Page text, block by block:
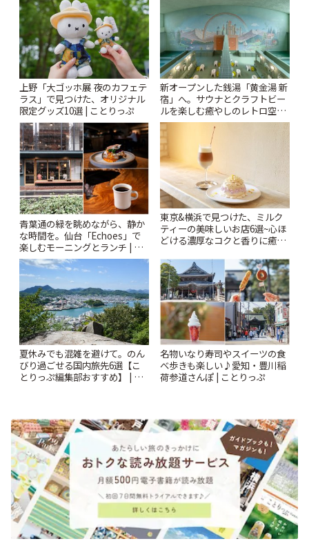
上野「大ゴッホ展 夜のカフェテ
ラス」で見つけた、オリジナル
限定グッズ10選 | ことりっぷ
新オープンした銭湯「黄金湯 新
宿」へ。サウナとクラフトビー
ルを楽しむ癒やしのレトロ空間
| ことりっぷ
青葉通の緑を眺めながら、静か
な時間を。仙台「Echoes」で
楽しむモーニングとランチ | こ
とりっぷ
東京&横浜で見つけた、ミルク
ティーの美味しいお店6選~心ほ
どける濃厚なコクと香りに癒や
ぷ
夏休みでも混雑を避けて。のん
びり過ごせる国内旅先6選【こ
とりっぷ編集部おすすめ】 | こ
名物いなり寿司やスイーツの食
べ歩きも楽しい♪愛知・豊川稲
荷参道さんぽ | ことりっぷ